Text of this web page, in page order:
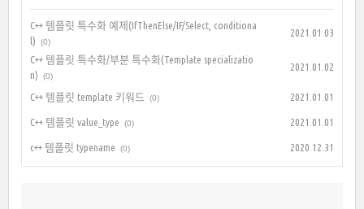
C++ 템플릿 특수화 예제(IfThenElse/IF/Select, conditiona
l)
(0)
2021.01.03
C++ 템플릿 특수화/부분 특수화(Template specializatio
n)
(0)
2021.01.02
C++ 템플릿 template 키워드 (0) 2021.01.01
C++ 템플릿 value_type (0) 2021.01.01
c++ 템플릿 typename (0) 2020.12.31